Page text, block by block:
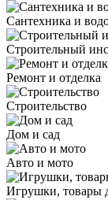
Сантехника и
Строительный
Ремонт и отделка
Строительство
Дом и сад
Авто и мото
Игрушки, товары